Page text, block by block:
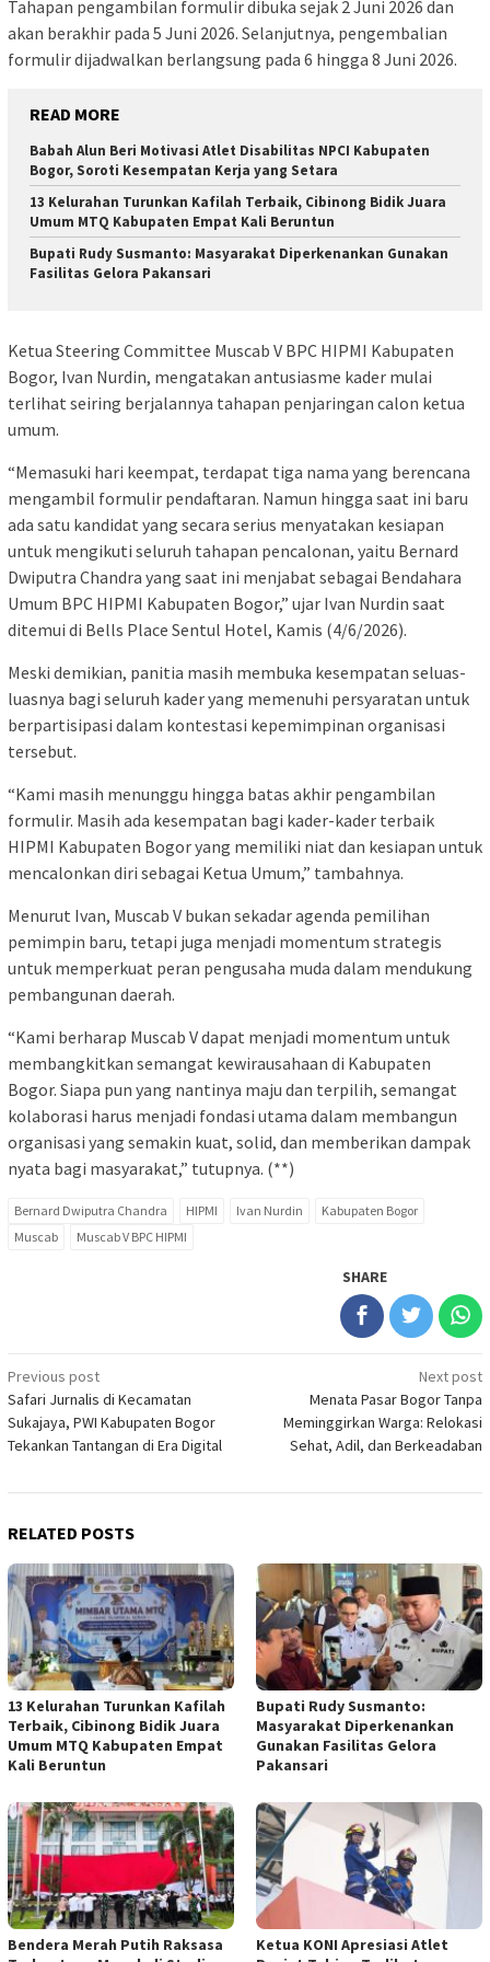
Tahapan pengambilan formulir dibuka sejak 2 Juni 2026 dan
akan berakhir pada 5 Juni 2026. Selanjutnya, pengembalian
formulir dijadwalkan berlangsung pada 6 hingga 8 Juni 2026.
READ MORE
Babah Alun Beri Motivasi Atlet Disabilitas NPCI Kabupaten
Bogor, Soroti Kesempatan Kerja yang Setara
13 Kelurahan Turunkan Kafilah Terbaik, Cibinong Bidik Juara
Umum MTQ Kabupaten Empat Kali Beruntun
Bupati Rudy Susmanto: Masyarakat Diperkenankan Gunakan
Fasilitas Gelora Pakansari
Ketua Steering Committee Muscab V BPC HIPMI Kabupaten
Bogor, Ivan Nurdin, mengatakan antusiasme kader mulai
terlihat seiring berjalannya tahapan penjaringan calon ketua
umum.
“Memasuki hari keempat, terdapat tiga nama yang berencana
mengambil formulir pendaftaran. Namun hingga saat ini baru
ada satu kandidat yang secara serius menyatakan kesiapan
untuk mengikuti seluruh tahapan pencalonan, yaitu Bernard
Dwiputra Chandra yang saat ini menjabat sebagai Bendahara
Umum BPC HIPMI Kabupaten Bogor,” ujar Ivan Nurdin saat
ditemui di Bells Place Sentul Hotel, Kamis (4/6/2026).
Meski demikian, panitia masih membuka kesempatan seluas-
luasnya bagi seluruh kader yang memenuhi persyaratan untuk
berpartisipasi dalam kontestasi kepemimpinan organisasi
tersebut.
“Kami masih menunggu hingga batas akhir pengambilan
formulir. Masih ada kesempatan bagi kader-kader terbaik
HIPMI Kabupaten Bogor yang memiliki niat dan kesiapan untuk
mencalonkan diri sebagai Ketua Umum,” tambahnya.
Menurut Ivan, Muscab V bukan sekadar agenda pemilihan
pemimpin baru, tetapi juga menjadi momentum strategis
untuk memperkuat peran pengusaha muda dalam mendukung
pembangunan daerah.
“Kami berharap Muscab V dapat menjadi momentum untuk
membangkitkan semangat kewirausahaan di Kabupaten
Bogor. Siapa pun yang nantinya maju dan terpilih, semangat
kolaborasi harus menjadi fondasi utama dalam membangun
organisasi yang semakin kuat, solid, dan memberikan dampak
nyata bagi masyarakat,” tutupnya. (**)
Bernard Dwiputra Chandra HIPMI Ivan Nurdin
Kabupaten Bogor
Muscab
Muscab V BPC HIPMI
SHARE
Post
navigation
Previous post
Safari Jurnalis di Kecamatan
Sukajaya, PWI Kabupaten Bogor
Tekankan Tantangan di Era Digital
Next post
Menata Pasar Bogor Tanpa
Meminggirkan Warga: Relokasi
Sehat, Adil, dan Berkeadaban
RELATED POSTS
13 Kelurahan Turunkan Kafilah
Terbaik, Cibinong Bidik Juara
Umum MTQ Kabupaten Empat
Kali Beruntun
Bupati Rudy Susmanto:
Masyarakat Diperkenankan
Gunakan Fasilitas Gelora
Pakansari
Bendera Merah Putih Raksasa
Ketua KONI Apresiasi Atlet